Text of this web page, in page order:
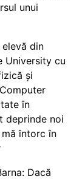
unui
din
University cu
și
în
deprinde noi
întorc în
Dacă